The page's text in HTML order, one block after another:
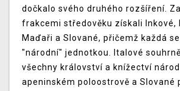
dočkalo svého druhého rozšíření.
frakcemi středověku získali Inkové,
Maďaři a Slované, přičemž každá
"národní" jednotkou. Italové
všechny království a knížectví
apeninském poloostrově a Slované